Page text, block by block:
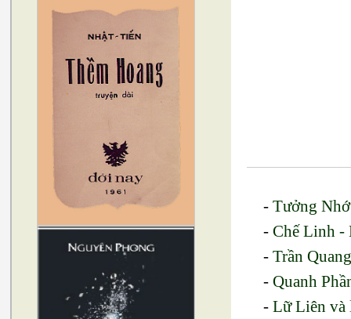
-Tưởng
-Chế Linh -
-Trần
-Quanh
-Lữ Liên và